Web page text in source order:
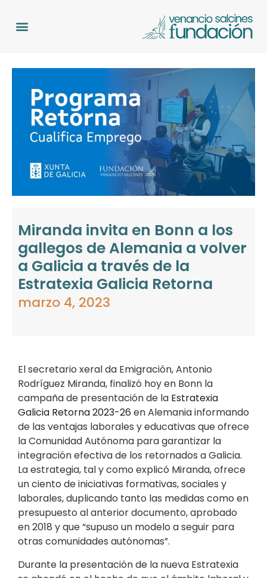
Miranda invita en Bonn a los
gallegos de Alemania a volver
a Galicia a través de la
Estratexia Galicia Retorna
marzo 4, 2023
El secretario xeral da Emigración, Antonio
Rodríguez Miranda, finalizó hoy en Bonn la
campaña de presentación de la Estratexia
Galicia Retorna 2023-26 en Alemania informando
de las ventajas laborales y educativas que ofrece
la Comunidad Autónoma para garantizar la
integración efectiva de los retornados a Galicia.
La estrategia, tal y como explicó Miranda, ofrece
un ciento de iniciativas formativas, sociales y
laborales, duplicando tanto las medidas como en
presupuesto al anterior documento, aprobado
en 2018 y que “supuso un modelo a seguir para
otras comunidades autónomas”.
Durante la presentación de la nueva Estratexia